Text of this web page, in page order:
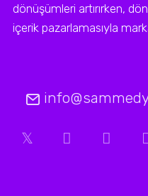
dönüşümleri artırırken,
içerik pazarlamasıyla